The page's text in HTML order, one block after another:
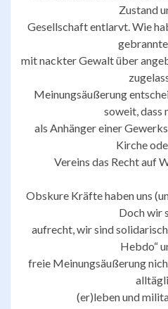
Zustand
Gesellschaft entlarvt. Wie
mit nackter Gewalt über
Meinungsäußerung
soweit, dass
als Anhänger einer
Kirche
Vereins das Recht auf
Obskure Kräfte haben uns
Doch wir
aufrecht, wir sind
Hebdo“
freie Meinungsäußerung
(er)leben und